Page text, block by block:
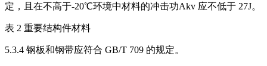
定，且在不高于-20℃环境中材料的冲击功Akv 应不低于 27J。
表 2 重要结构件材料
5.3.4 钢板和钢带应符合 GB/T 709 的规定。